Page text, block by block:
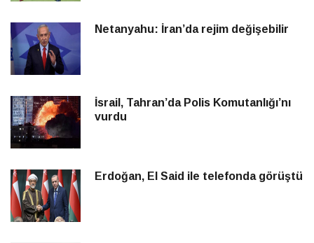
Netanyahu: İran’da rejim değişebilir
İsrail, Tahran’da Polis Komutanlığı’nı
vurdu
Erdoğan, El Said ile telefonda görüştü